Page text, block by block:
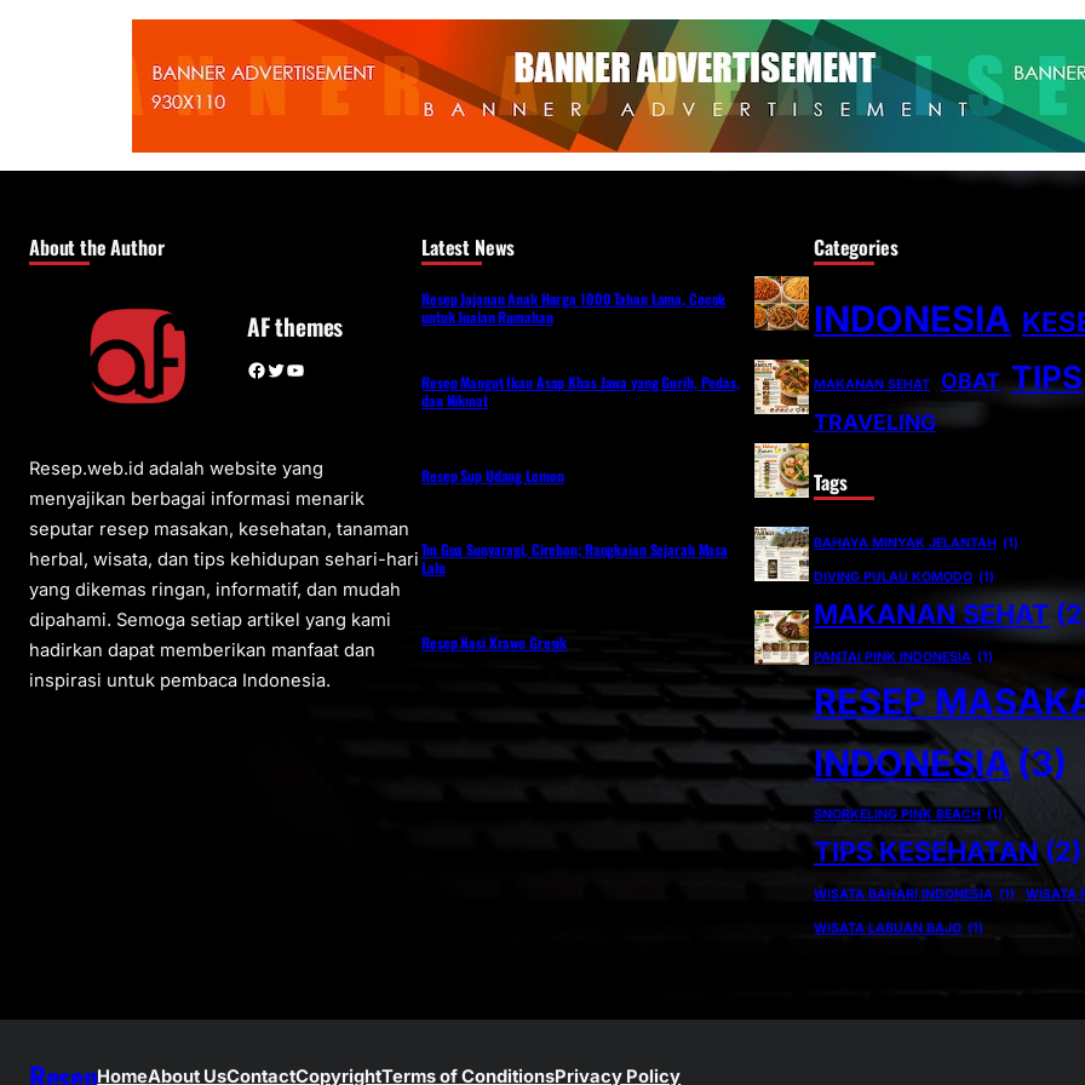
About the Author
AF themes
Facebook Twitter YouTube
Resep.web.id adalah website yang
menyajikan berbagai informasi menarik
seputar resep masakan, kesehatan, tanaman
herbal, wisata, dan tips kehidupan sehari-hari
yang dikemas ringan, informatif, dan mudah
dipahami. Semoga setiap artikel yang kami
hadirkan dapat memberikan manfaat dan
inspirasi untuk pembaca Indonesia.
Latest News
Resep Jajanan Anak Harga 1000 Tahan Lama, Cocok
untuk Jualan Rumahan
Resep Mangut Ikan Asap Khas Jawa yang Gurih, Pedas,
dan Nikmat
Resep Sup Udang Lemon
Tm Gua Sunyaragi, Cirebon; Rangkaian Sejarah Masa
Lalu
Resep Nasi Krawu Gresik
Categories
INDONESIA
MAKANAN SEHAT OBAT TIPS
TRAVELING
Tags
BAHAYA MINYAK JELANTAH (1)
DIVING PULAU KOMODO (1)
MAKANAN SEHAT
PANTAI PINK INDONESIA (1)
RESEP
INDONESIA (3)
SNORKELING PINK BEACH (1)
TIPS KESEHATAN (2)
WISATA BAHARI INDONESIA (1) WISATA
WISATA LABUAN BAJO (1)
ResepHomeAbout UsContactCopyrightTerms of ConditionsPrivacy Policy